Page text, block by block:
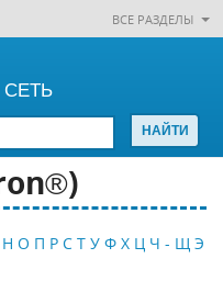
ВСЕ РАЗДЕЛЫ
Н О П Р С Т У Ф Х Ц Ч - Щ Э